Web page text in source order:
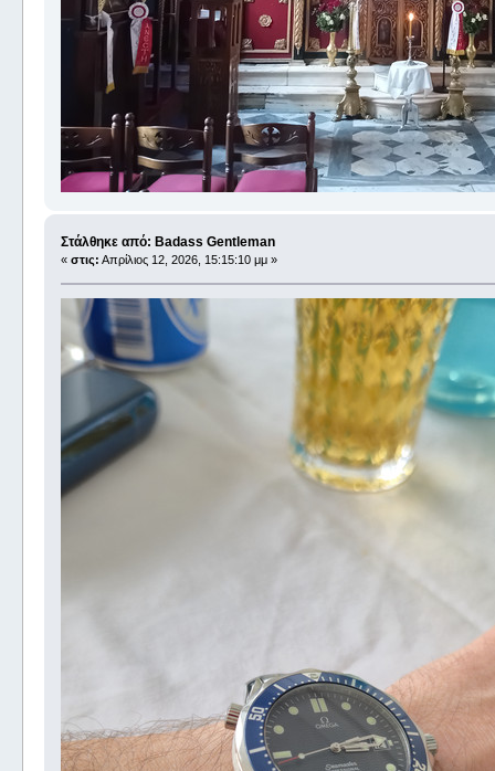
Στάλθηκε από: Badass Gentleman
« στις: Απρίλιος 12, 2026, 15:15:10 μμ »